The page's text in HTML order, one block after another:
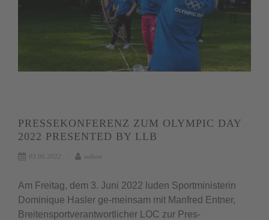
PRESSEKONFERENZ ZUM OLYMPIC DAY
2022 PRESENTED BY LLB
03.06.2022 swhost
Am Freitag, dem 3. Juni 2022 luden Sportministerin
Dominique Hasler ge-meinsam mit Manfred Entner,
Breitensportverantwortlicher LOC zur Pres-